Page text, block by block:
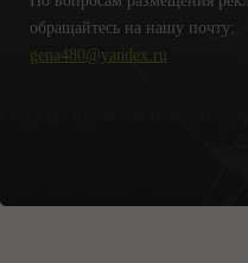
обращайтесь на нашу почту:
gena480@yandex.ru